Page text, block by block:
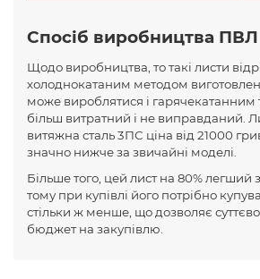
Спосіб виробництва ПВЛ
Щодо виробництва, то такі листи
холоднокатаним методом
може вироблятися і гарячекатанним
більш витратний і не виправданий.
витяжна сталь 3ПС ціна від 21000
значно нижче за звичайні моделі.
Більше того, цей лист на 80% легший
тому при купівлі його потрібно
стільки ж менше, що дозволяє
бюджет на закупівлю.